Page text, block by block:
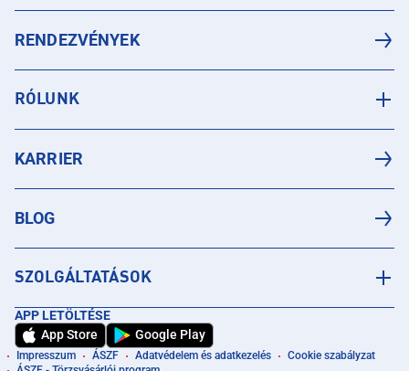
RENDEZVÉNYEK
RÓLUNK
KARRIER
BLOG
SZOLGÁLTATÁSOK
APP LETÖLTÉSE
App Store
Google Play
Impresszum ÁSZF Adatvédelem és adatkezelés
Cookie szabályzat